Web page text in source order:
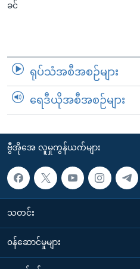
ခင်
ရုပ်သံအစီအစဉ်များ
ရေဒီယိုအစီအစဉ်များ
ဗွီအိုအေ လူမှုကွန်ယက်များ
သတင်း
၀န်ဆောင်မှုများ